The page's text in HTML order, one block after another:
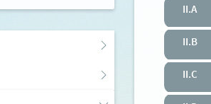
II.A
II.B
II.C